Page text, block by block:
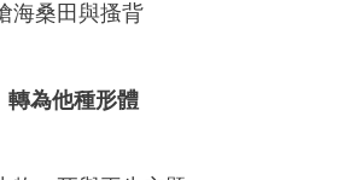
海桑田與搔背
轉為他種形體